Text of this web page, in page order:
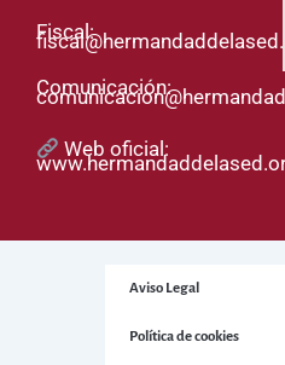
Fiscal:
Comunicación:
Web oficial:
Aviso Legal
Política de cookies